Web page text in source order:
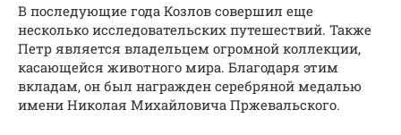
В последующие года Козлов совершил еще
несколько исследовательских путешествий. Также
Петр является владельцем огромной коллекции,
касающейся животного мира. Благодаря этим
вкладам, он был награжден серебряной медалью
имени Николая Михайловича Пржевальского.